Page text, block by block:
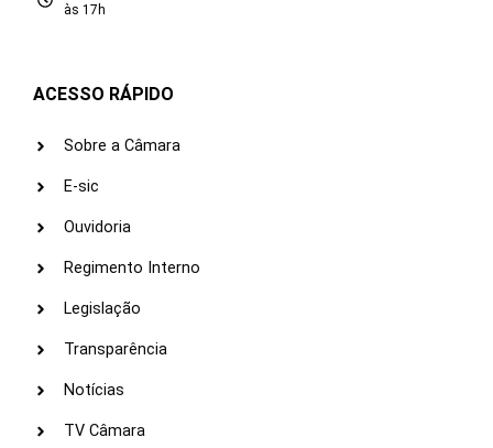
às 17h
ACESSO RÁPIDO
Sobre a Câmara
E-sic
Ouvidoria
Regimento Interno
Legislação
Transparência
Notícias
TV Câmara